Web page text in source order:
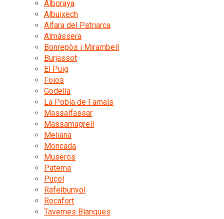
Alboraya
Albuixech
Alfara del Patriarca
Almàssera
Bonrepòs i Mirambell
Burjassot
El Puig
Foios
Godella
La Pobla de Farnals
Massalfassar
Massamagrell
Meliana
Moncada
Museros
Paterna
Puçol
Rafelbunyol
Rocafort
Tavernes Blanques